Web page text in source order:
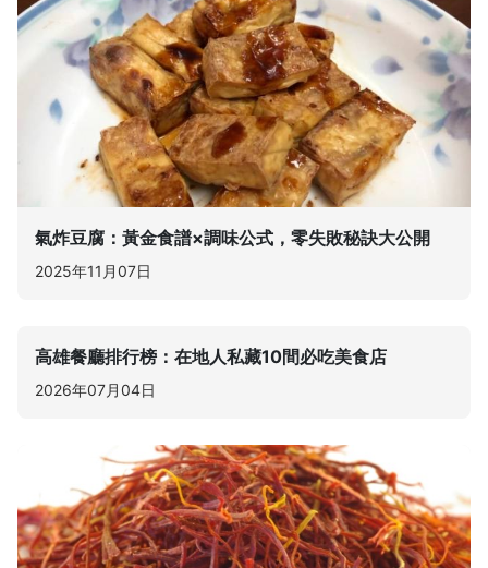
氣炸豆腐：黃金食譜×調味公式，零失敗秘訣大公開
2025年11月07日
高雄餐廳排行榜：在地人私藏10間必吃美食店
2026年07月04日